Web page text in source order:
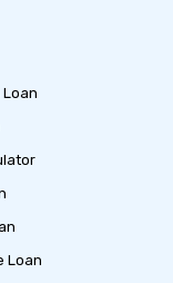
India
India
in India
in India
in India
Loan
Loan